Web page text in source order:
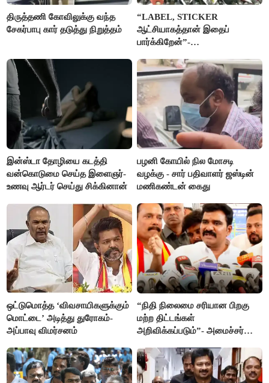
திருத்தணி கோவிலுக்கு வந்த
சேகர்பாபு கார் தடுத்து நிறுத்தம்
“LABEL, STICKER
ஆட்சியாகத்தான் இதைப்
பார்க்கிறேன்”-
இன்ஸ்டா தோழியை கடத்தி
வன்கொடுமை செய்த இளைஞர்-
உணவு ஆர்டர் செய்து சிக்கினான்
பழனி கோயில் நில மோசடி
வழக்கு - சார் பதிவாளர் ஜஸ்டின்
மணிகண்டன் கைது
ஒட்டுமொத்த ‘விவசாயிகளுக்கும்
மொட்டை’ அடித்து துரோகம்-
அப்பாவு விமர்சனம்
“நிதி நிலைமை சரியான பிறகு
மற்ற திட்டங்கள்
அறிவிக்கப்படும்”- அமைச்சர்